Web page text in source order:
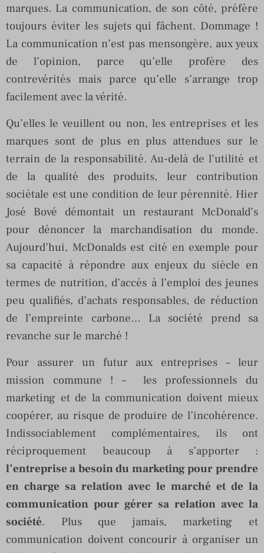
marques. La communication, de son côté, préfère
toujours éviter les sujets qui fâchent. Dommage !
La communication n’est pas mensongère, aux yeux
de l’opinion, parce qu’elle profère des
contrevérités mais parce qu’elle s’arrange trop
facilement avec la vérité.
Qu’elles le veuillent ou non, les entreprises et les
marques sont de plus en plus attendues sur le
terrain de la responsabilité. Au-delà de l’utilité et
de la qualité des produits, leur contribution
sociétale est une condition de leur pérennité. Hier
José Bové démontait un restaurant McDonald’s
pour dénoncer la marchandisation du monde.
Aujourd’hui, McDonalds est cité en exemple pour
sa capacité à répondre aux enjeux du siècle en
termes de nutrition, d’accès à l’emploi des jeunes
peu qualifiés, d’achats responsables, de réduction
de l’empreinte carbone… La société prend sa
revanche sur le marché !
Pour assurer un futur aux entreprises – leur
mission commune ! – les professionnels du
marketing et de la communication doivent mieux
coopérer, au risque de produire de l’incohérence.
Indissociablement complémentaires, ils ont
réciproquement beaucoup à s’apporter :
l’entreprise a besoin du marketing pour prendre
en charge sa relation avec le marché et de la
communication pour gérer sa relation avec la
société. Plus que jamais, marketing et
communication doivent concourir à organiser un